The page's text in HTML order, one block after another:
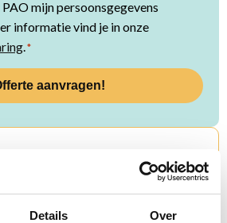
Details Over
mijn persoonsgegevens
informatie vind je in onze
*
staan voor je klaar. Neem gerust
085 4879310 of mail naar